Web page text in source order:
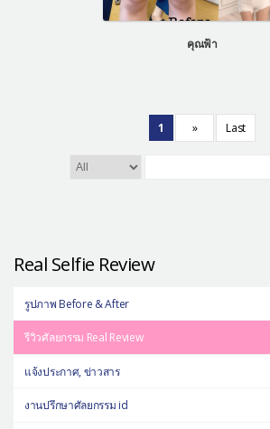
คุณฟ้า
1 » Last
Real Selfie Review
รูปภาพ Before & After
รีวิวศัลยกรรม Real Review
แจ้งประกาศ, ข่าวสาร
งานปรึกษาศัลยกรรม id